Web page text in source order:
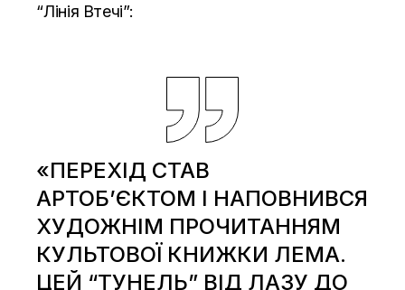
“Лінія Втечі”:
«ПЕРЕХІД СТАВ
АРТОБ’ЄКТОМ І НАПОВНИВСЯ
ХУДОЖНІМ ПРОЧИТАННЯМ
КУЛЬТОВОЇ КНИЖКИ ЛЕМА.
ЦЕЙ “ТУНЕЛЬ” ВІД ЛАЗУ ДО